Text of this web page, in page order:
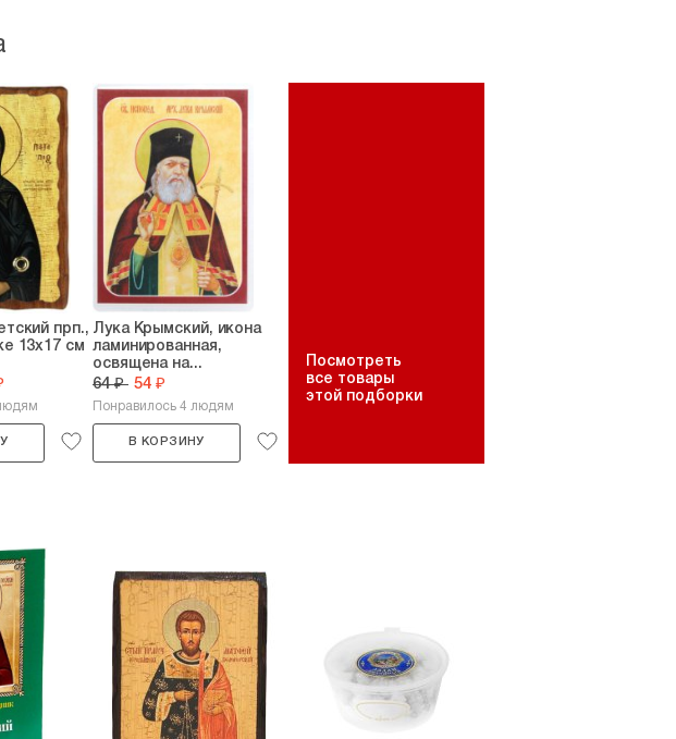
прп.,
13х17 см
Лука Крымский, икона
ламинированная,
освящена на...
64 ₽ 54 ₽
Понравилось 4 людям
В КОРЗИНУ
Посмотреть
все товары
этой подборки